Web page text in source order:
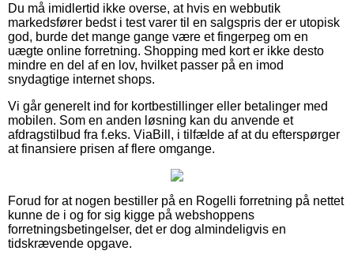
Du må imidlertid ikke overse, at hvis en webbutik
markedsfører bedst i test varer til en salgspris der er utopisk
god, burde det mange gange være et fingerpeg om en
uægte online forretning. Shopping med kort er ikke desto
mindre en del af en lov, hvilket passer på en imod
snydagtige internet shops.
Vi går generelt ind for kortbestillinger eller betalinger med
mobilen. Som en anden løsning kan du anvende et
afdragstilbud fra f.eks. ViaBill, i tilfælde af at du efterspørger
at finansiere prisen af flere omgange.
Forud for at nogen bestiller på en Rogelli forretning på nettet
kunne de i og for sig kigge på webshoppens
forretningsbetingelser, det er dog almindeligvis en
tidskrævende opgave.